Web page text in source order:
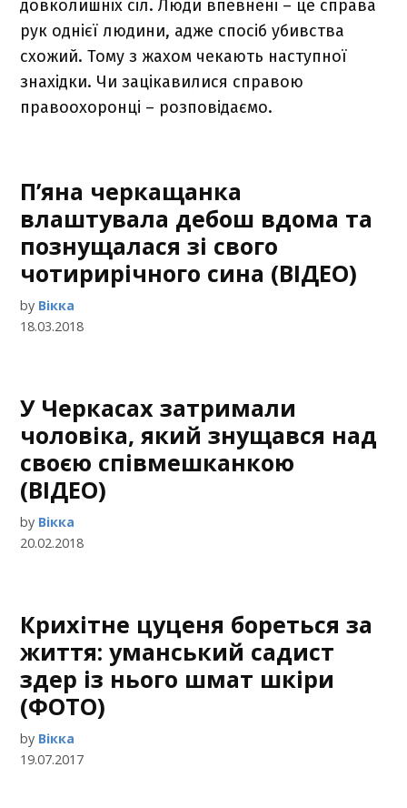
довколишніх сіл. Люди впевнені – це справа
рук однієї людини, адже спосіб убивства
схожий. Тому з жахом чекають наступної
знахідки. Чи зацікавилися справою
правоохоронці – розповідаємо.
П’яна черкащанка
влаштувала дебош вдома та
познущалася зі свого
чотирирічного сина (ВІДЕО)
by Вікка
18.03.2018
У Черкасах затримали
чоловіка, який знущався над
своєю співмешканкою
(ВІДЕО)
by Вікка
20.02.2018
Крихітне цуценя бореться за
життя: уманський садист
здер із нього шмат шкіри
(ФОТО)
by Вікка
19.07.2017